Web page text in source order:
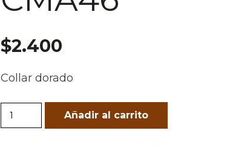
$2.400
Collar dorado
CMA46
cantidad
Añadir al carrito